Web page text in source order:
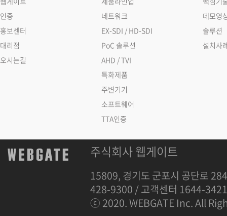
인증
홍보센터
대리점
오시는길
네트워크
EX-SDI / HD-SDI
PoC 솔루션
AHD / TVI
특화제품
주변기기
소프트웨어
TTA인증
데모영
솔루션
설치사
주식회사 웹게이트
15809, 경기도 군포시 공단로
428-9300 / 고객센터 1644-
ⓒ 2020. WEBGATE Inc. All